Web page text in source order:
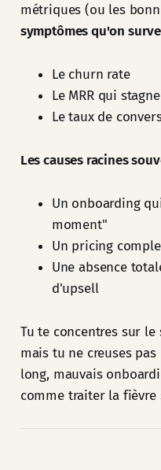
métriques (ou les
symptômes qu'on
Le churn rate
Le MRR qui stagne
Le taux de
Les causes racines
Un onboarding
moment"
Un pricing
Une absence
d'upsell
Tu te concentres sur
mais tu ne creuses
long, mauvais
comme traiter la